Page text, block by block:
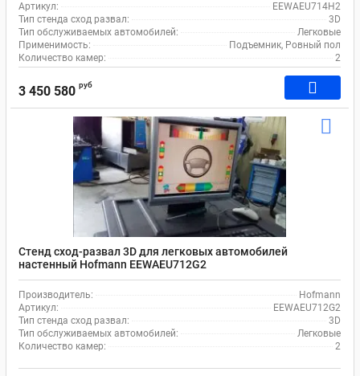
Артикул:
EEWAEU714H2
Тип стенда сход развал:
3D
Тип обслуживаемых автомобилей:
Легковые
Применимость:
Подъемник, Ровный пол
Количество камер:
2
3 450 580 руб
Стенд сход-развал 3D для легковых автомобилей
настенный Hofmann EEWAEU712G2
Производитель:
Hofmann
Артикул:
EEWAEU712G2
Тип стенда сход развал:
3D
Тип обслуживаемых автомобилей:
Легковые
Количество камер:
2